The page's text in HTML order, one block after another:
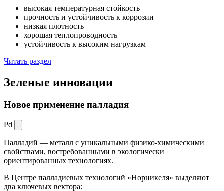
высокая температурная стойкость
прочность и устойчивость к коррозии
низкая плотность
хорошая теплопроводность
устойчивость к высоким нагрузкам
Читать раздел
Зеленые инновации
Новое применение палладия
Pd
Палладий — металл с уникальными физико-химическими
свойствами, востребованными в экологически
ориентированных технологиях.
В Центре палладиевых технологий «Норникеля» выделяют
два ключевых вектора: